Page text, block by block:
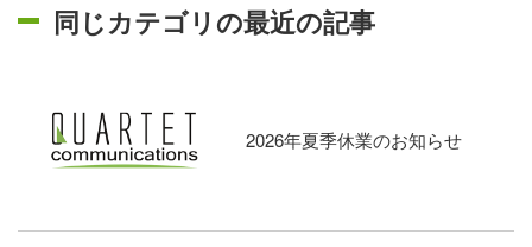
同じカテゴリの最近の記事
2026年夏季休業のお知らせ